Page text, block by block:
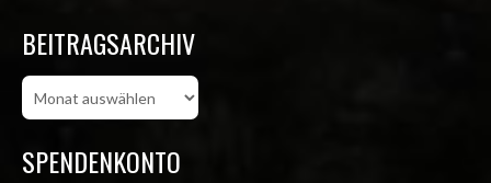
BEITRAGSARCHIV
Beitragsarchiv
SPENDENKONTO